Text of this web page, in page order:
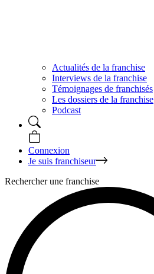
Actualités de la franchise
Interviews de la franchise
Témoignages de franchisés
Les dossiers de la franchise
Podcast
Connexion
Je suis franchiseur
Rechercher une franchise